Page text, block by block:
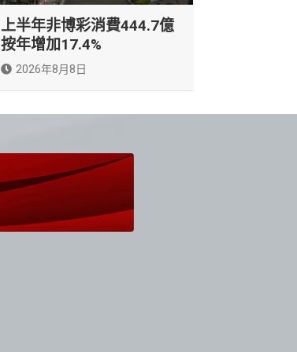
上半年非博彩消費444.7億
按年增加17.4%
2026年8月8日